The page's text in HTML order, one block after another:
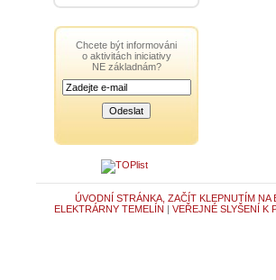
Chcete být informováni
o aktivitách iniciativy
NE základnám?
ÚVODNÍ STRÁNKA, ZAČÍT KLEPNUTÍM NA
ELEKTRÁRNY TEMELÍN | VEŘEJNÉ SLYŠENÍ K